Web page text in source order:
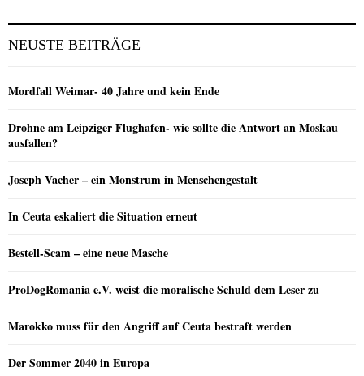
NEUSTE BEITRÄGE
Mordfall Weimar- 40 Jahre und kein Ende
Drohne am Leipziger Flughafen- wie sollte die Antwort an Moskau
ausfallen?
Joseph Vacher – ein Monstrum in Menschengestalt
In Ceuta eskaliert die Situation erneut
Bestell-Scam – eine neue Masche
ProDogRomania e.V. weist die moralische Schuld dem Leser zu
Marokko muss für den Angriff auf Ceuta bestraft werden
Der Sommer 2040 in Europa